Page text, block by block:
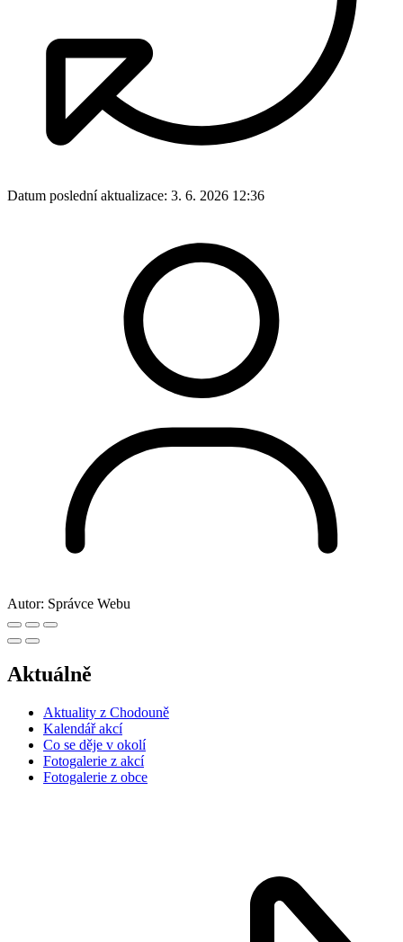
Datum poslední aktualizace: 3. 6. 2026 12:36
Autor: Správce Webu
Aktuálně
Aktuality z Chodouně
Kalendář akcí
Co se děje v okolí
Fotogalerie z akcí
Fotogalerie z obce